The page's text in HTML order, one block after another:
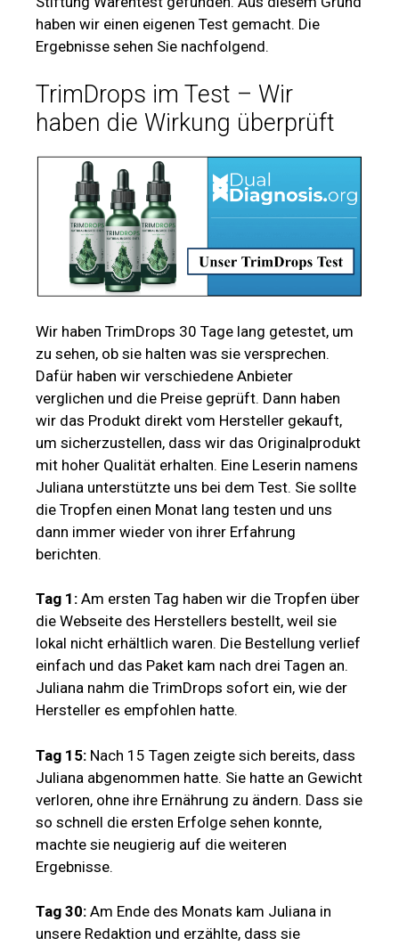
haben wir einen eigenen Test gemacht. Die
Ergebnisse sehen Sie nachfolgend.
TrimDrops im Test – Wir
haben die Wirkung überprüft
Wir haben TrimDrops 30 Tage lang getestet, um
zu sehen, ob sie halten was sie versprechen.
Dafür haben wir verschiedene Anbieter
verglichen und die Preise geprüft. Dann haben
wir das Produkt direkt vom Hersteller gekauft,
um sicherzustellen, dass wir das Originalprodukt
mit hoher Qualität erhalten. Eine Leserin namens
Juliana unterstützte uns bei dem Test. Sie sollte
die Tropfen einen Monat lang testen und uns
dann immer wieder von ihrer Erfahrung
berichten.
Tag 1: Am ersten Tag haben wir die Tropfen über
die Webseite des Herstellers bestellt, weil sie
lokal nicht erhältlich waren. Die Bestellung verlief
einfach und das Paket kam nach drei Tagen an.
Juliana nahm die TrimDrops sofort ein, wie der
Hersteller es empfohlen hatte.
Tag 15: Nach 15 Tagen zeigte sich bereits, dass
Juliana abgenommen hatte. Sie hatte an Gewicht
verloren, ohne ihre Ernährung zu ändern. Dass sie
so schnell die ersten Erfolge sehen konnte,
machte sie neugierig auf die weiteren
Ergebnisse.
Tag 30: Am Ende des Monats kam Juliana in
unsere Redaktion und erzählte, dass sie